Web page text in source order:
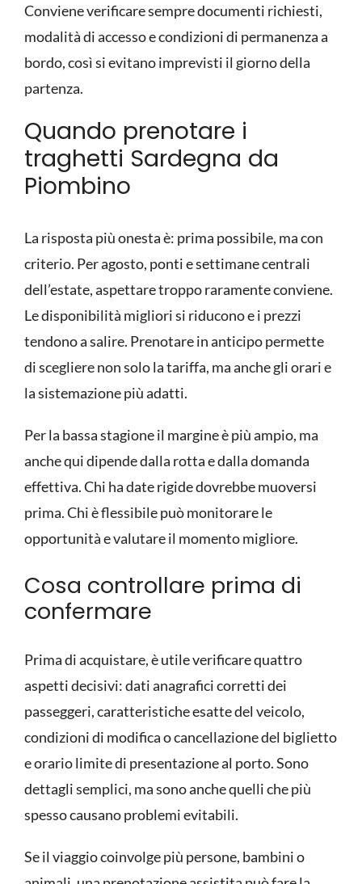
Conviene verificare sempre documenti richiesti,
modalità di accesso e condizioni di permanenza a
bordo, così si evitano imprevisti il giorno della
partenza.
Quando prenotare i
traghetti Sardegna da
Piombino
La risposta più onesta è: prima possibile, ma con
criterio. Per agosto, ponti e settimane centrali
dell’estate, aspettare troppo raramente conviene.
Le disponibilità migliori si riducono e i prezzi
tendono a salire. Prenotare in anticipo permette
di scegliere non solo la tariffa, ma anche gli orari e
la sistemazione più adatti.
Per la bassa stagione il margine è più ampio, ma
anche qui dipende dalla rotta e dalladomanda
effettiva. Chi ha date rigide dovrebbe muoversi
prima. Chi è flessibile può monitorare le
opportunità e valutare il momento migliore.
Cosa controllare prima di
confermare
Prima di acquistare, è utile verificare quattro
aspetti decisivi: dati anagrafici corretti dei
passeggeri, caratteristiche esatte del veicolo,
condizioni di modifica o cancellazione del biglietto
e orario limite di presentazione al porto. Sono
dettagli semplici, ma sono anche quelli che più
spesso causano problemi evitabili.
Se il viaggio coinvolge più persone, bambini o